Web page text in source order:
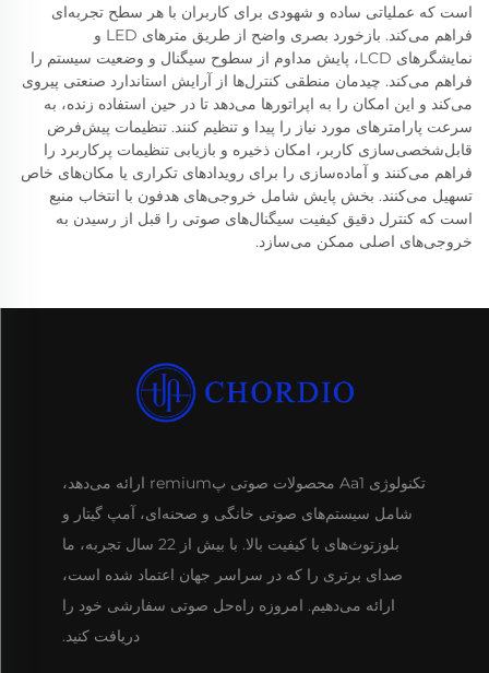
است که عملیاتی ساده و شهودی برای کاربران با هر سطح تجربه‌ای
فراهم می‌کند. بازخورد بصری واضح از طریق مترهای LED و
نمایشگرهای LCD، پایش مداوم از سطوح سیگنال و وضعیت سیستم را
فراهم می‌کند. چیدمان منطقی کنترل‌ها از آرایش استاندارد صنعتی پیروی
می‌کند و این امکان را به اپراتورها می‌دهد تا در حین استفاده زنده، به
سرعت پارامترهای مورد نیاز را پیدا و تنظیم کنند. تنظیمات پیش‌فرض
قابل‌شخصی‌سازی کاربر، امکان ذخیره و بازیابی تنظیمات پرکاربرد را
فراهم می‌کنند و آماده‌سازی را برای رویدادهای تکراری یا مکان‌های خاص
تسهیل می‌کنند. بخش پایش شامل خروجی‌های هدفون با انتخاب منبع
است که کنترل دقیق کیفیت سیگنال‌های صوتی را قبل از رسیدن به
خروجی‌های اصلی ممکن می‌سازد.
تکنولوژی Aa1 محصولات صوتی پremium ارائه می‌دهد،
شامل سیستم‌های صوتی خانگی و صحنه‌ای، آمپ گیتار و
بلوزتوث‌های با کیفیت بالا. با بیش از 22 سال تجربه، ما
صدای برتری را که در سراسر جهان اعتماد شده است،
ارائه می‌دهیم. امروزه راه‌حل صوتی سفارشی خود را
دریافت کنید.